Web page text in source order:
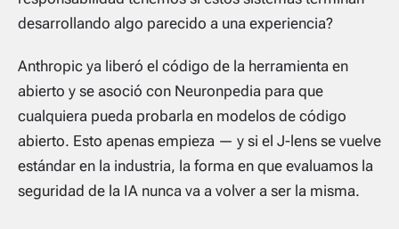
desarrollando algo parecido a una experiencia?
Anthropic ya liberó el código de la herramienta en
abierto y se asoció con Neuronpedia para que
cualquiera pueda probarla en modelos de código
abierto. Esto apenas empieza — y si el J-lens se vuelve
estándar en la industria, la forma en que evaluamos la
seguridad de la IA nunca va a volver a ser la misma.